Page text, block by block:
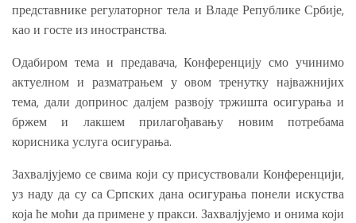
представнике регулаторног тела и Владе Републике Србије,
као и госте из иностранства.
Одабиром тема и предавача, Конференцију смо учинимо
актуелном и разматрањем у овом тренутку најважнијих
тема, дали допринос далјем развоју тржишта осигурања и
бржем и лакшем прилагођавању новим потребама
корисника услуга осигурања.
Захвалјујемо се свима који су присуствовали Конференцији,
уз наду да су са Српских дана осигурања понели искуства
која ће моћи да примене у пракси. Захвалјујемо и онима који